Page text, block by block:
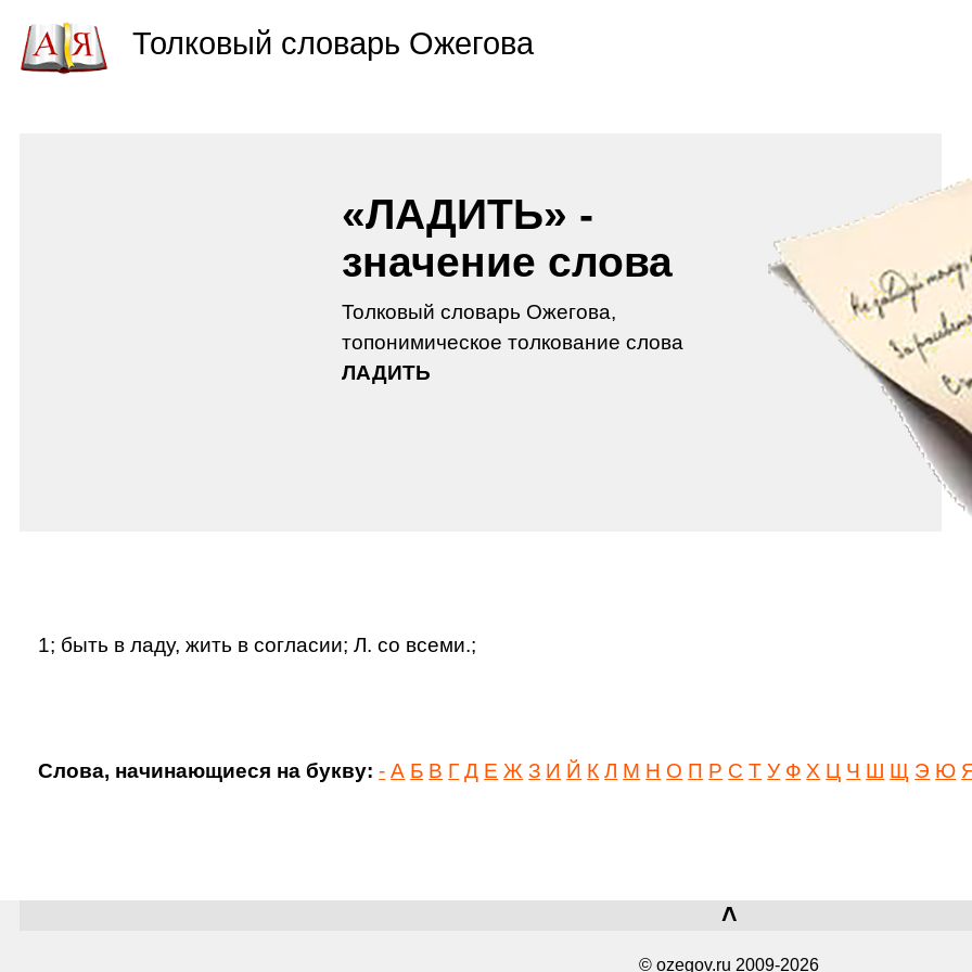
«ЛАДИТЬ» -
значение слова
Толковый словарь Ожегова,
топонимическое толкование слова
ЛАДИТЬ
1; быть в ладу, жить в согласии; Л. со всеми.;
Слова, начинающиеся на букву: - А Б В Г Д Е Ж З И Й К Л М Н О П Р С Т У Ф Х Ц Ч Ш Щ Э Ю
˄
© ozegov.ru 2009-2026
Толковый словарь Ожегова